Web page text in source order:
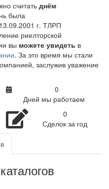
считать днём
была
г. ТЛРП
риелторской
вы можете увидеть в
. За это время мы стали
заслужив уважение
0
Дней мы работаем
0
Сделок за год